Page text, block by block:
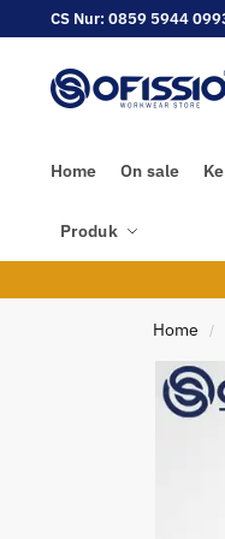
CS Nur: 0859 5944
Home On sale
Produk
Home /